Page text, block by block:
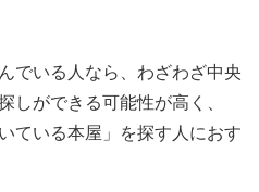
でいる人なら、わざわざ中央
しができる可能性が高く、
ている本屋」を探す人におす